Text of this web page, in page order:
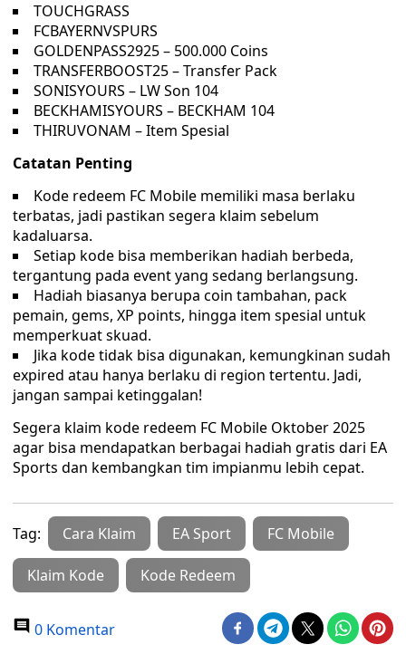
TOUCHGRASS
FCBAYERNVSPURS
GOLDENPASS2925 – 500.000 Coins
TRANSFERBOOST25 – Transfer Pack
SONISYOURS – LW Son 104
BECKHAMISYOURS – BECKHAM 104
THIRUVONAM – Item Spesial
Catatan Penting
Kode redeem FC Mobile memiliki masa berlaku
terbatas, jadi pastikan segera klaim sebelum
kadaluarsa.
Setiap kode bisa memberikan hadiah berbeda,
tergantung pada event yang sedang berlangsung.
Hadiah biasanya berupa coin tambahan, pack
pemain, gems, XP points, hingga item spesial untuk
memperkuat skuad.
Jika kode tidak bisa digunakan, kemungkinan sudah
expired atau hanya berlaku di region tertentu. Jadi,
jangan sampai ketinggalan!
Segera klaim kode redeem FC Mobile Oktober 2025
agar bisa mendapatkan berbagai hadiah gratis dari EA
Sports dan kembangkan tim impianmu lebih cepat.
Tag: Cara Klaim EA Sport FC Mobile
Klaim Kode Kode Redeem
0 Komentar